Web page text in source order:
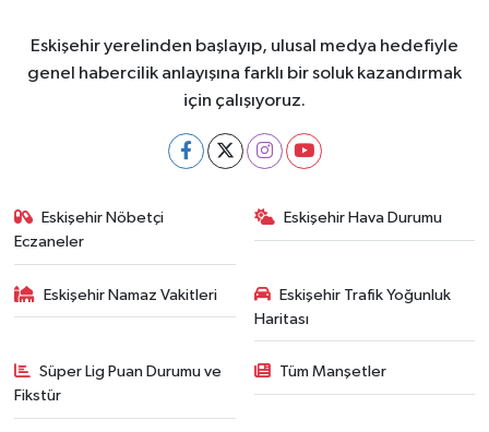
Eskişehir yerelinden başlayıp, ulusal medya hedefiyle
genel habercilik anlayışına farklı bir soluk kazandırmak
için çalışıyoruz.
Eskişehir Nöbetçi
Eczaneler
Eskişehir Hava Durumu
Eskişehir Namaz Vakitleri
Eskişehir Trafik Yoğunluk
Haritası
Süper Lig Puan Durumu ve
Fikstür
Tüm Manşetler